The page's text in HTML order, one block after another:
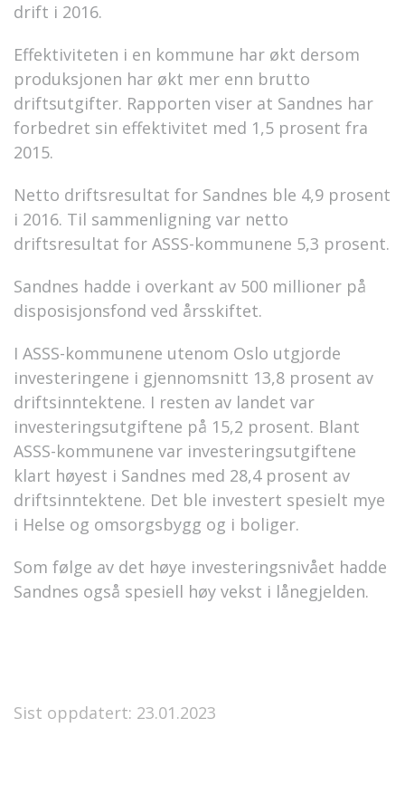
drift i 2016.
Effektiviteten i en kommune har økt dersom
produksjonen har økt mer enn brutto
driftsutgifter. Rapporten viser at Sandnes har
forbedret sin effektivitet med 1,5 prosent fra
2015.
Netto driftsresultat for Sandnes ble 4,9 prosent
i 2016. Til sammenligning var netto
driftsresultat for ASSS-kommunene 5,3 prosent.
Sandnes hadde i overkant av 500 millioner på
disposisjonsfond ved årsskiftet.
I ASSS-kommunene utenom Oslo utgjorde
investeringene i gjennomsnitt 13,8 prosent av
driftsinntektene. I resten av landet var
investeringsutgiftene på 15,2 prosent. Blant
ASSS-kommunene var investeringsutgiftene
klart høyest i Sandnes med 28,4 prosent av
driftsinntektene. Det ble investert spesielt mye
i Helse og omsorgsbygg og i boliger.
Som følge av det høye investeringsnivået hadde
Sandnes også spesiell høy vekst i lånegjelden.
Sist oppdatert: 23.01.2023